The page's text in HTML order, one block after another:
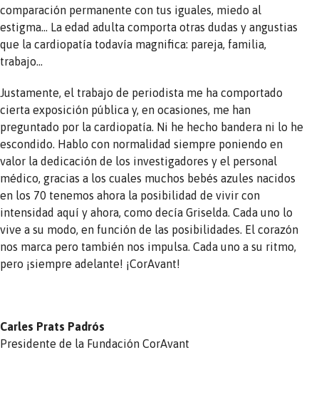
comparación permanente con tus iguales, miedo al
estigma… La edad adulta comporta otras dudas y angustias
que la cardiopatía todavía magnifica: pareja, familia,
trabajo…
Justamente, el trabajo de periodista me ha comportado
cierta exposición pública y, en ocasiones, me han
preguntado por la cardiopatía. Ni he hecho bandera ni lo he
escondido. Hablo con normalidad siempre poniendo en
valor la dedicación de los investigadores y el personal
médico, gracias a los cuales muchos bebés azules nacidos
en los 70 tenemos ahora la posibilidad de vivir con
intensidad aquí y ahora, como decía Griselda. Cada uno lo
vive a su modo, en función de las posibilidades. El corazón
nos marca pero también nos impulsa. Cada uno a su ritmo,
pero ¡siempre adelante! ¡CorAvant!
Carles Prats Padrós
Presidente de la Fundación CorAvant